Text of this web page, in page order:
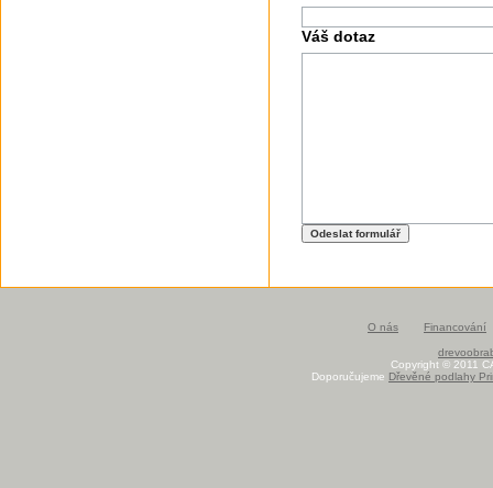
Váš dotaz
O nás Financování
Copyright © 2011
Doporučujeme Dřevěné podlahy